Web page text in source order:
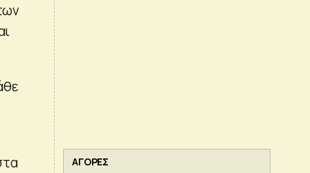
ΑΓΟΡΕΣ